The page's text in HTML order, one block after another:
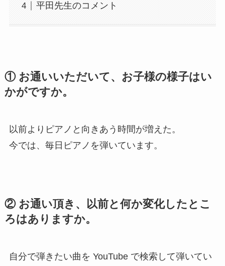
平田先生のコメント
① お通いいただいて、お子様の様子はい
かがですか。
以前よりピアノと向きあう時間が増えた。
今では、毎日ピアノを弾いています。
② お通い頂き、以前と何か変化したとこ
ろはありますか。
自分で弾きたい曲を YouTube で検索して弾いてい